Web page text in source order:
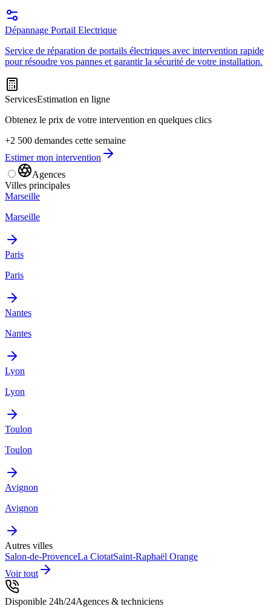
Dépannage Portail Electrique
Service de réparation de portails électriques avec intervention rapide
pour résoudre vos pannes et garantir la sécurité de votre installation.
ServicesEstimation en ligne
Obtenez le prix de votre intervention en quelques clics
+2 500 demandes cette semaine
Estimer mon intervention
Agences
Villes principales
Marseille
Marseille
Paris
Paris
Nantes
Nantes
Lyon
Lyon
Toulon
Toulon
Avignon
Avignon
Autres villes
Salon-de-ProvenceLa CiotatSaint-Raphaël Orange
Voir tout
Disponible 24h/24Agences & techniciens